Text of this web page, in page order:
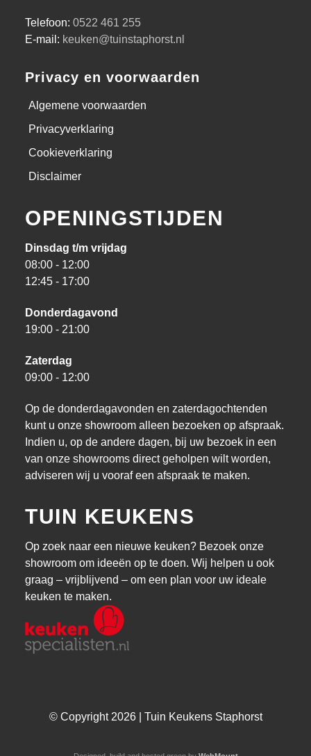
Telefoon: 0522 461 255
E-mail: keuken@tuinstaphorst.nl
Privacy en voorwaarden
Algemene voorwaarden
Privacyverklaring
Cookieverklaring
Disclaimer
OPENINGSTIJDEN
Dinsdag t/m vrijdag
08:00 - 12:00
12:45 - 17:00
Donderdagavond
19:00 - 21:00
Zaterdag
09:00 - 12:00
Op de donderdagavonden en zaterdagochtenden
kunt u onze showroom alleen bezoeken op afspraak.
Indien u, op de andere dagen, bij uw bezoek in een
van onze showrooms direct geholpen wilt worden,
adviseren wij u vooraf een afspraak te maken.
TUIN KEUKENS
Op zoek naar een nieuwe keuken? Bezoek onze
showroom om ideeën op te doen. Wij helpen u ook
graag – vrijblijvend – om een plan voor uw ideale
keuken te maken.
© Copyright 2026 | Tuin Keukens Staphorst